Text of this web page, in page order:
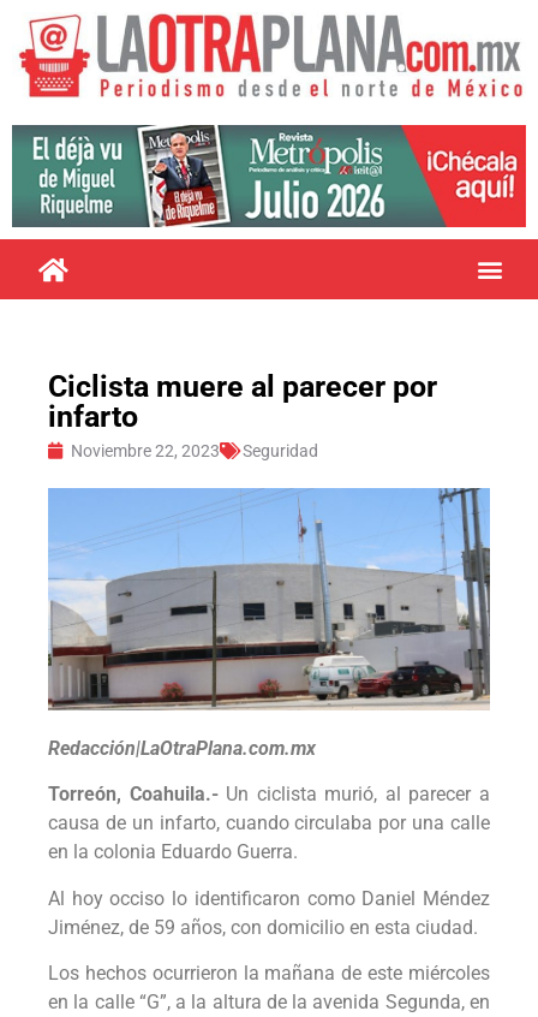
Ciclista muere al parecer por
infarto
Noviembre 22, 2023 Seguridad
Redacción|LaOtraPlana.com.mx
Torreón, Coahuila.- Un ciclista murió, al parecer a
causa de un infarto, cuando circulaba por una calle
en la colonia Eduardo Guerra.
Al hoy occiso lo identificaron como Daniel Méndez
Jiménez, de 59 años, con domicilio en esta ciudad.
Los hechos ocurrieron la mañana de este miércoles
en la calle “G”, a la altura de la avenida Segunda, en